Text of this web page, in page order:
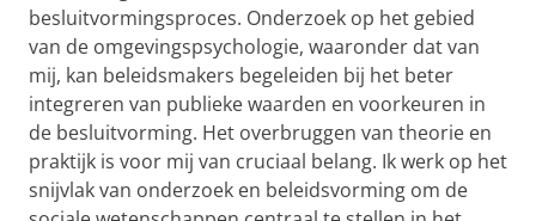
besluitvormingsproces. Onderzoek op het gebied
van de omgevingspsychologie, waaronder dat van
mij, kan beleidsmakers begeleiden bij het beter
integreren van publieke waarden en voorkeuren in
de besluitvorming. Het overbruggen van theorie en
praktijk is voor mij van cruciaal belang. Ik werk op het
snijvlak van onderzoek en beleidsvorming om de